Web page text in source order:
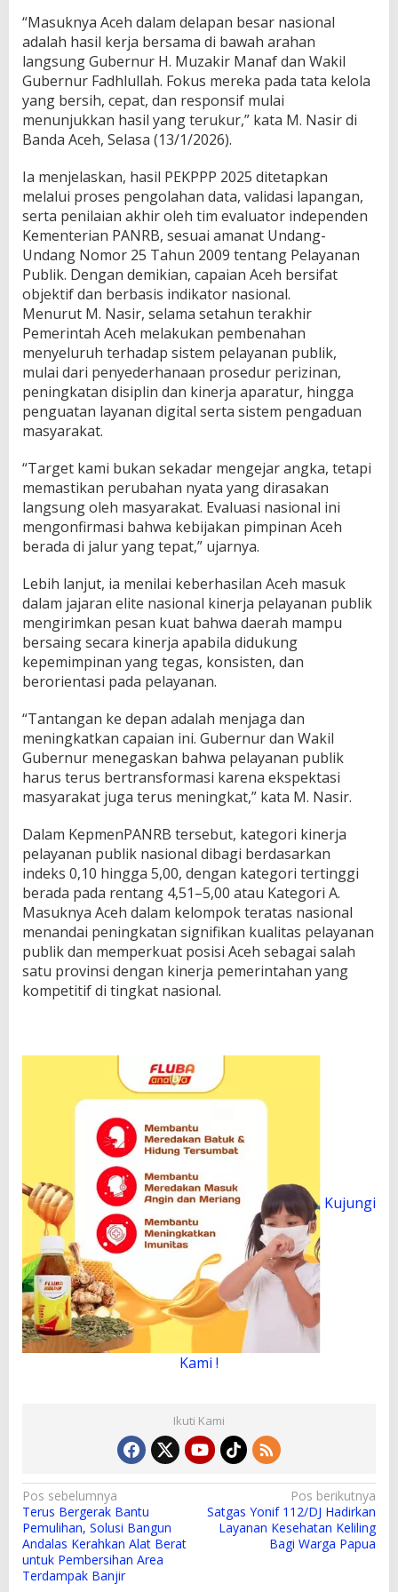
“Masuknya Aceh dalam delapan besar nasional
adalah hasil kerja bersama di bawah arahan
langsung Gubernur H. Muzakir Manaf dan Wakil
Gubernur Fadhlullah. Fokus mereka pada tata kelola
yang bersih, cepat, dan responsif mulai
menunjukkan hasil yang terukur,” kata M. Nasir di
Banda Aceh, Selasa (13/1/2026).
Ia menjelaskan, hasil PEKPPP 2025 ditetapkan
melalui proses pengolahan data, validasi lapangan,
serta penilaian akhir oleh tim evaluator independen
Kementerian PANRB, sesuai amanat Undang-
Undang Nomor 25 Tahun 2009 tentang Pelayanan
Publik. Dengan demikian, capaian Aceh bersifat
objektif dan berbasis indikator nasional.
Menurut M. Nasir, selama setahun terakhir
Pemerintah Aceh melakukan pembenahan
menyeluruh terhadap sistem pelayanan publik,
mulai dari penyederhanaan prosedur perizinan,
peningkatan disiplin dan kinerja aparatur, hingga
penguatan layanan digital serta sistem pengaduan
masyarakat.
“Target kami bukan sekadar mengejar angka, tetapi
memastikan perubahan nyata yang dirasakan
langsung oleh masyarakat. Evaluasi nasional ini
mengonfirmasi bahwa kebijakan pimpinan Aceh
berada di jalur yang tepat,” ujarnya.
Lebih lanjut, ia menilai keberhasilan Aceh masuk
dalam jajaran elite nasional kinerja pelayanan publik
mengirimkan pesan kuat bahwa daerah mampu
bersaing secara kinerja apabila didukung
kepemimpinan yang tegas, konsisten, dan
berorientasi pada pelayanan.
“Tantangan ke depan adalah menjaga dan
meningkatkan capaian ini. Gubernur dan Wakil
Gubernur menegaskan bahwa pelayanan publik
harus terus bertransformasi karena ekspektasi
masyarakat juga terus meningkat,” kata M. Nasir.
Dalam KepmenPANRB tersebut, kategori kinerja
pelayanan publik nasional dibagi berdasarkan
indeks 0,10 hingga 5,00, dengan kategori tertinggi
berada pada rentang 4,51–5,00 atau Kategori A.
Masuknya Aceh dalam kelompok teratas nasional
menandai peningkatan signifikan kualitas pelayanan
publik dan memperkuat posisi Aceh sebagai salah
satu provinsi dengan kinerja pemerintahan yang
kompetitif di tingkat nasional.
Kujungi
Kami !
Ikuti Kami
N
a
v
i
Pos sebelumnya
Terus Bergerak Bantu
Pemulihan, Solusi Bangun
Andalas Kerahkan Alat Berat
untuk Pembersihan Area
Terdampak Banjir
Pos berikutnya
Satgas Yonif 112/DJ Hadirkan
Layanan Kesehatan Keliling
Bagi Warga Papua